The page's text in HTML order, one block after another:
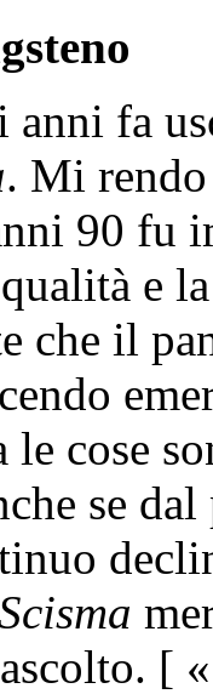
anni fa
. Mi
90 fu
e
che il
le cose
se
[